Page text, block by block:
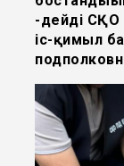
-дейді СҚО
іс-қимыл